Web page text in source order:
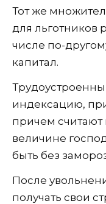
Тот же
для льготников
числе по-
капитал.
индексацию,
причем
величине
быть без
После
получать свои